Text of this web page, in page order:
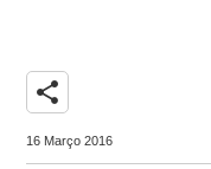
share
16 Março 2016